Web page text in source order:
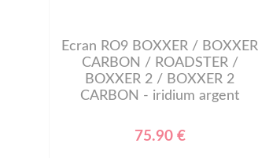
Ecran RO9 BOXXER / BOXXER
CARBON / ROADSTER /
BOXXER 2 / BOXXER 2
CARBON - iridium argent
75.90 €